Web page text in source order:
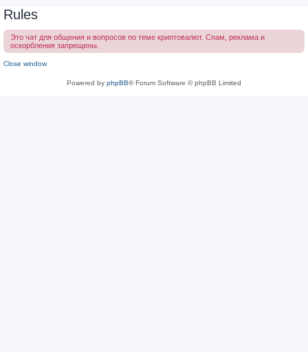
Rules
Это чат для общения и вопросов по теме криптовалют. Спам, реклама и
оскорбления запрещены.
Close window
Powered by phpBB® Forum Software © phpBB Limited